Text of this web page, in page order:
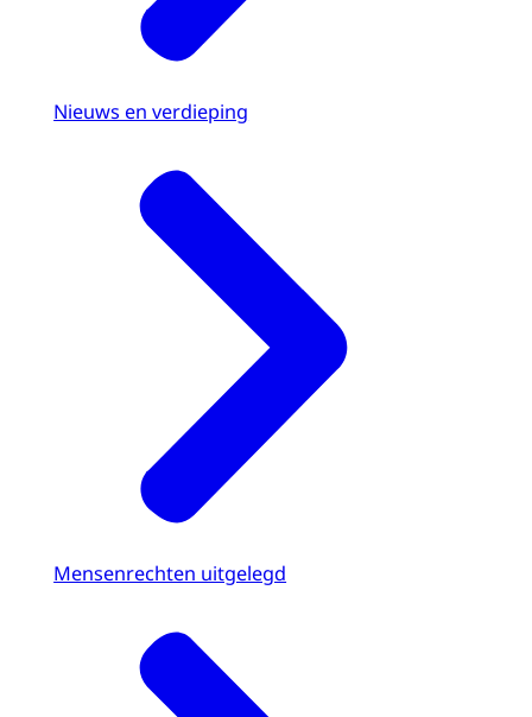
Nieuws en verdieping
Mensenrechten uitgelegd